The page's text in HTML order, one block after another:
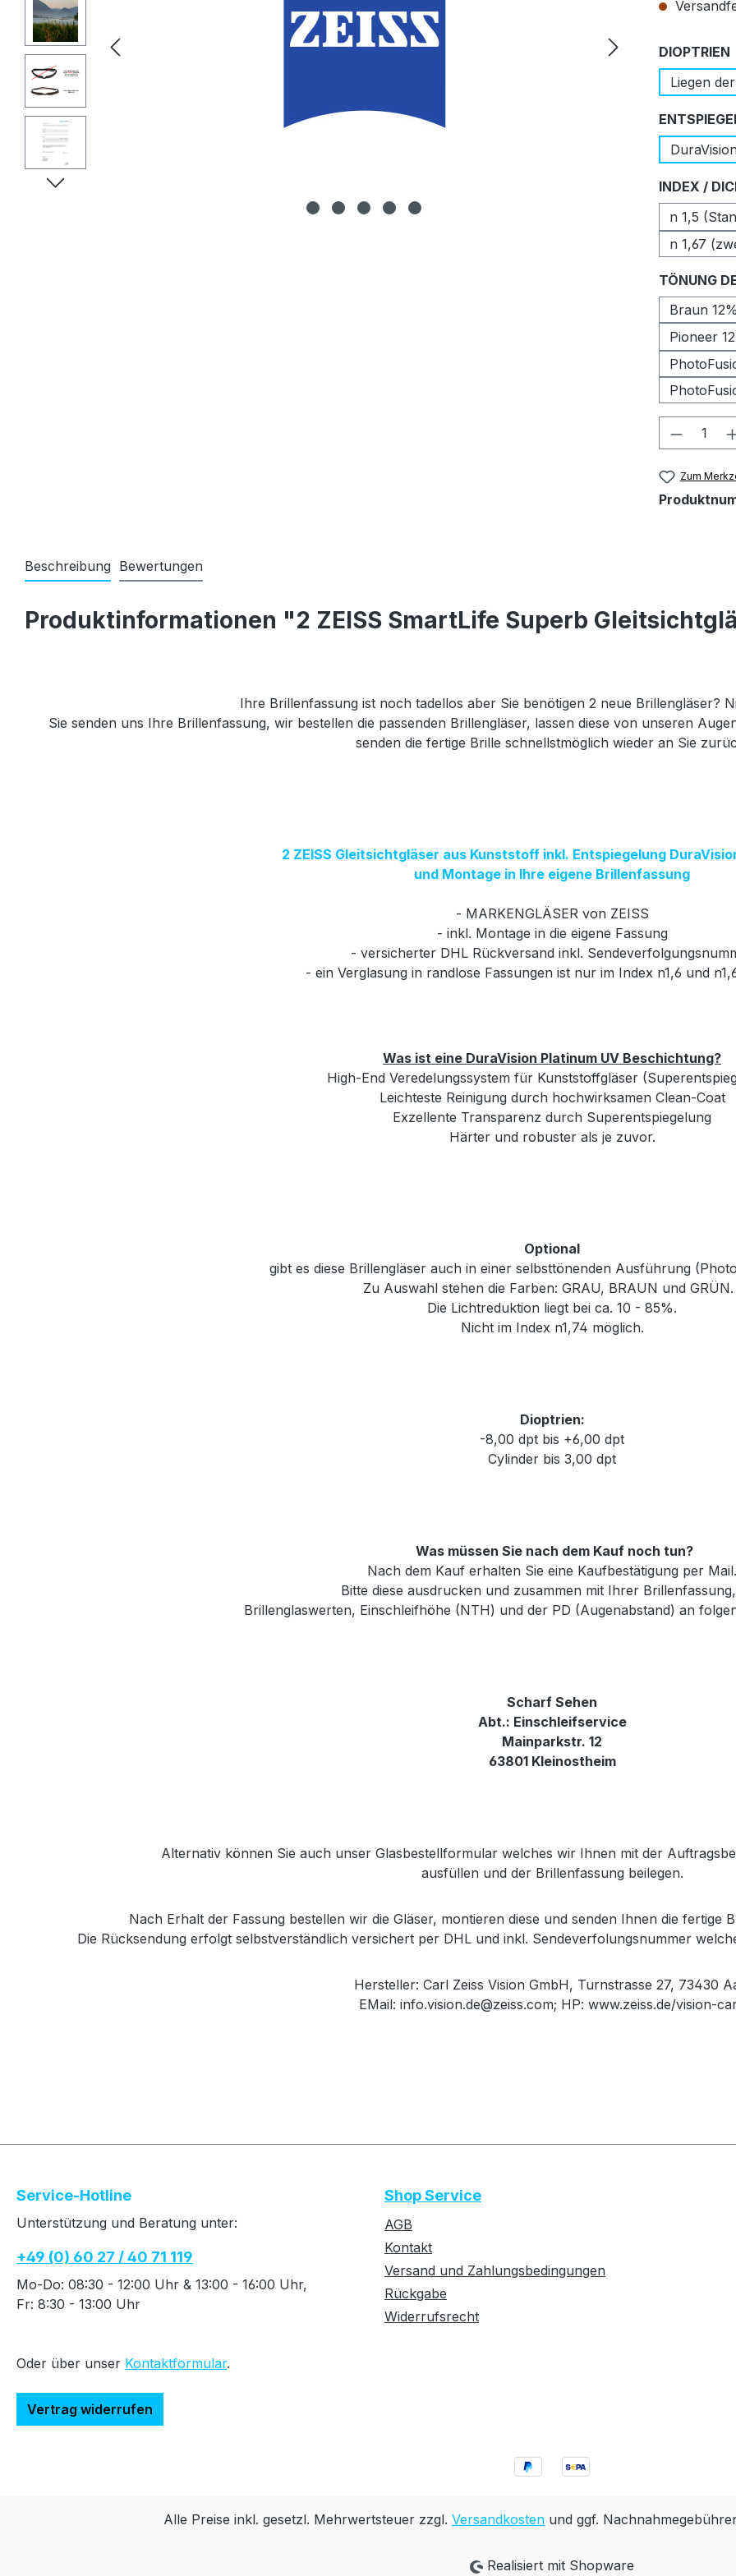
DIOPTRIEN
Liegen
INDEX /
n 1,5
n 1,67
TÖNUNG
Braun 12%
Pioneer
Zum
Beschreibung Bewertungen
Produktinformationen "2 ZEISS SmartLife Superb
Ihre Brillenfassung ist noch tadellos aber Sie benötigen 2 neue Brillengläser?
Sie senden uns Ihre Brillenfassung, wir bestellen die passenden Brillengläser, lassen diese von unseren
senden die fertige Brille schnellstmöglich wieder an Sie
2 ZEISS Gleitsichtgläser aus Kunststoff inkl. Entspiegelung
und Montage in Ihre eigene Brillenfassung
- MARKENGLÄSER von ZEISS
- inkl. Montage in die eigene Fassung
- versicherter DHL Rückversand inkl.
- ein Verglasung in randlose Fassungen ist nur im Index n1,6 und
Was ist eine DuraVision Platinum UV Beschichtung?
High-End Veredelungssystem für Kunststoffgläser
Leichteste Reinigung durch hochwirksamen Clean-Coat
Exzellente Transparenz durch Superentspiegelung
Härter und robuster als je zuvor.
Optional
gibt es diese Brillengläser auch in einer selbsttönenden Ausführung
Zu Auswahl stehen die Farben: GRAU, BRAUN und GRÜN.
Die Lichtreduktion liegt bei ca. 10 - 85%.
Nicht im Index n1,74 möglich.
Dioptrien:
-8,00 dpt bis +6,00 dpt
Cylinder bis 3,00 dpt
Was müssen Sie nach dem Kauf noch tun?
Nach dem Kauf erhalten Sie eine Kaufbestätigung per Mail.
Bitte diese ausdrucken und zusammen mit Ihrer
Brillenglaswerten, Einschleifhöhe (NTH) und der PD (Augenabstand) an
Scharf Sehen
Abt.: Einschleifservice
Mainparkstr. 12
63801 Kleinostheim
Alternativ können Sie auch unser Glasbestellformular welches wir Ihnen mit der
ausfüllen und der Brillenfassung beilegen.
Nach Erhalt der Fassung bestellen wir die Gläser, montieren diese und senden Ihnen die fertige
Die Rücksendung erfolgt selbstverständlich versichert per DHL und inkl. Sendeverfolungsnummer
Hersteller: Carl Zeiss Vision GmbH, Turnstrasse 27, 73430
EMail: info.vision.de@zeiss.com; HP: www.zeiss.de/vision-
Service-Hotline
Unterstützung und Beratung unter:
+49 (0) 60 27 / 40 71 119
Mo-Do: 08:30 - 12:00 Uhr & 13:00 - 16:00 Uhr,
Fr: 8:30 - 13:00 Uhr
Oder über unser Kontaktformular.
Vertrag widerrufen
Shop Service
AGB
Kontakt
Versand und Zahlungsbedingungen
Rückgabe
Widerrufsrecht
Alle Preise inkl. gesetzl. Mehrwertsteuer zzgl. Versandkosten und ggf.
Realisiert mit Shopware